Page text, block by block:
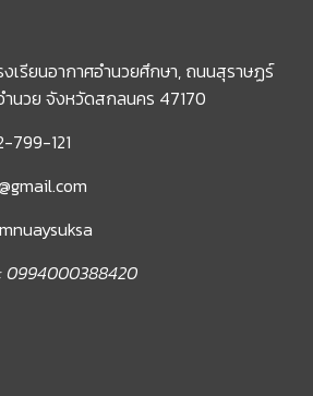
งเรียนอากาศอำนวยศึกษา, ถนนสุราษฏร์
ำนวย จังหวัดสกลนคร 47170
799-121
0994000388420